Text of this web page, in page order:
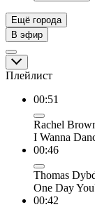
Ещё города
В эфир
Плейлист
00:51
Rachel
I Wanna
00:46
Thomas
One Day
00:42